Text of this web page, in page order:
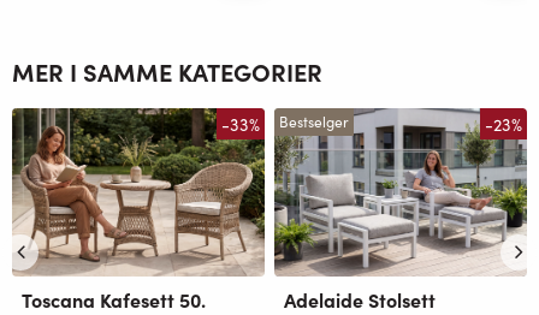
MER I SAMME KATEGORIER
-33%
Toscana Kafesett 50.
Bestselger -23%
Adelaide Stolsett